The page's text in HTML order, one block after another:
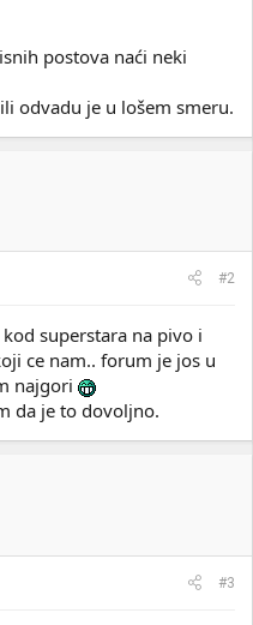
postova naći neki
odvadu je u lošem smeru.
#2
superstara na pivo i
ce nam.. forum je jos u
najgori
da je to dovoljno.
#3